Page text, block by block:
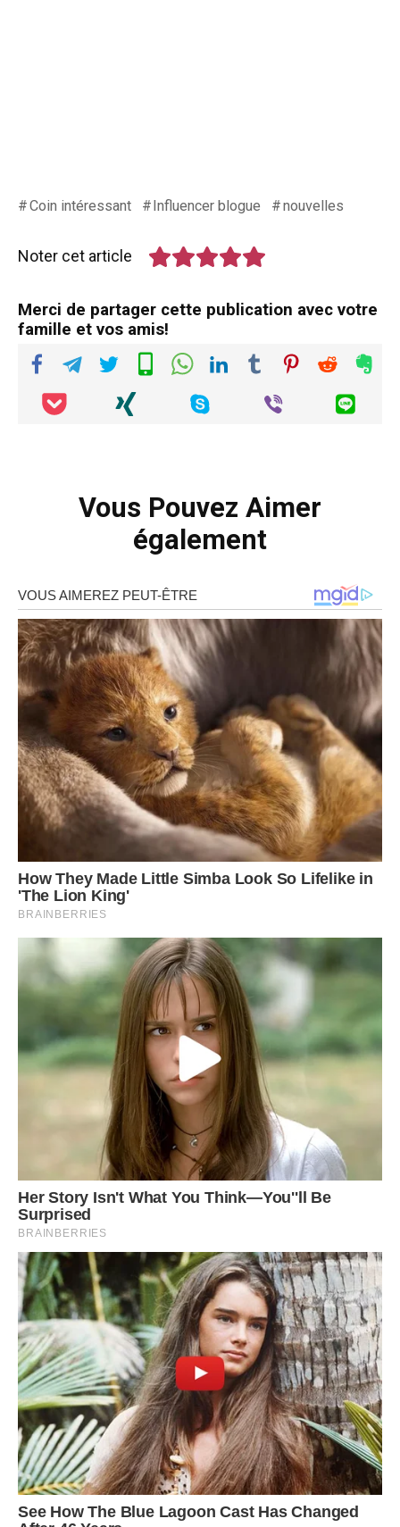
Coin intéressant Influencer blogue nouvelles
Noter cet article
Merci de partager cette publication avec votre
famille et vos amis!
Vous Pouvez Aimer
également